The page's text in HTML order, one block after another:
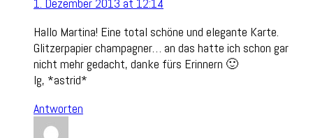
1. Dezember 2013 at 12:14
Hallo Martina! Eine total schöne und elegante Karte.
Glitzerpapier champagner… an das hatte ich schon gar
nicht mehr gedacht, danke fürs Erinnern 🙂
lg, *astrid*
Antworten